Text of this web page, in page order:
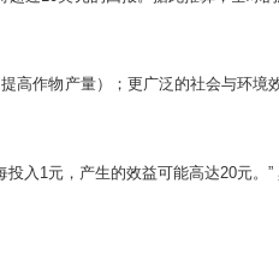
高作物产量）；更广泛的社会与环
入1元，产生的效益可能高达20元。”